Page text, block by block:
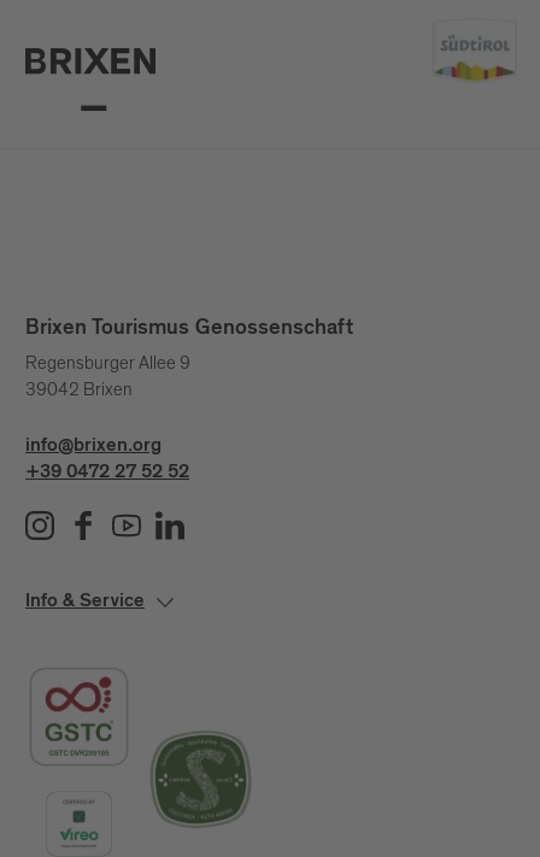
Brixen Tourismus Genossenschaft
Regensburger Allee 9
39042 Brixen
info@brixen.org
+39 0472 27 52 52
Info & Service